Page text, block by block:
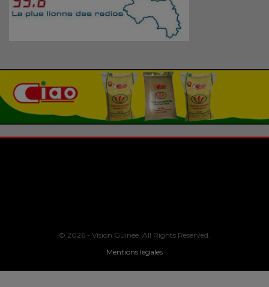
© 2026 - Vision Guinee. All Rights Reserved.
Mentions légales